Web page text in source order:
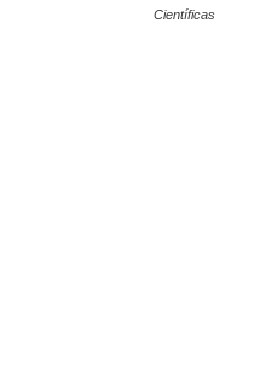
Científicas